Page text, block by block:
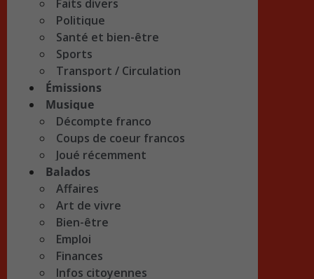
Faits divers
Politique
Santé et bien-être
Sports
Transport / Circulation
Émissions
Musique
Décompte franco
Coups de coeur francos
Joué récemment
Balados
Affaires
Art de vivre
Bien-être
Emploi
Finances
Infos citoyennes